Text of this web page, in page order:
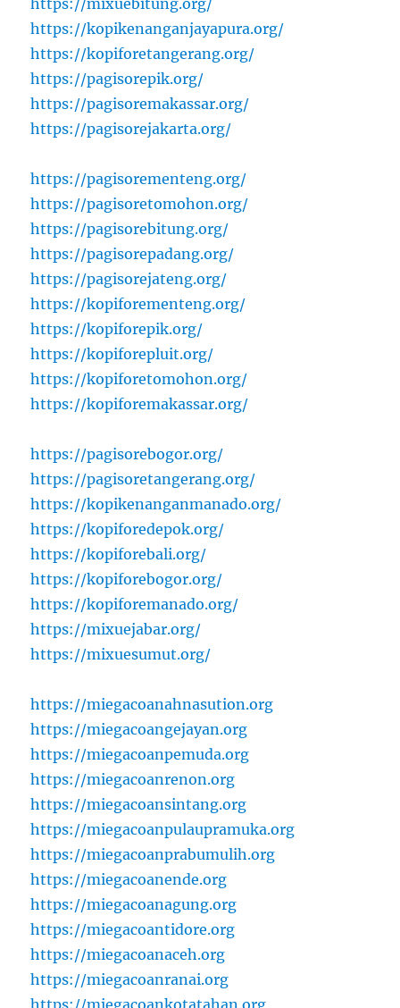
https://kopikenanganjayapura.org/
https://kopiforetangerang.org/
https://pagisorepik.org/
https://pagisoremakassar.org/
https://pagisorejakarta.org/
https://pagisorementeng.org/
https://pagisoretomohon.org/
https://pagisorebitung.org/
https://pagisorepadang.org/
https://pagisorejateng.org/
https://kopiforementeng.org/
https://kopiforepik.org/
https://kopiforepluit.org/
https://kopiforetomohon.org/
https://kopiforemakassar.org/
https://pagisorebogor.org/
https://pagisoretangerang.org/
https://kopikenanganmanado.org/
https://kopiforedepok.org/
https://kopiforebali.org/
https://kopiforebogor.org/
https://kopiforemanado.org/
https://mixuejabar.org/
https://mixuesumut.org/
https://miegacoanahnasution.org
https://miegacoangejayan.org
https://miegacoanpemuda.org
https://miegacoanrenon.org
https://miegacoansintang.org
https://miegacoanpulaupramuka.org
https://miegacoanprabumulih.org
https://miegacoanende.org
https://miegacoanagung.org
https://miegacoantidore.org
https://miegacoanaceh.org
https://miegacoanranai.org
https://miegacoankotatahan.org